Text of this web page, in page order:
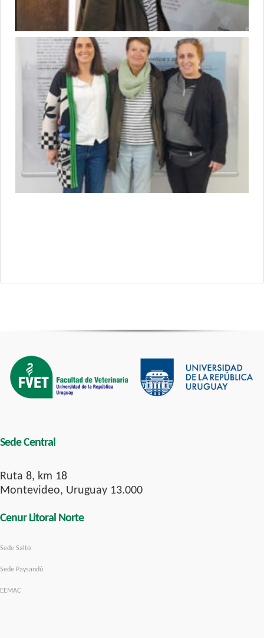
Sede Central
Ruta 8, km 18
Montevideo, Uruguay 13.000
Cenur Litoral Norte
Sede Salto
Sede Paysandú
EEMAC